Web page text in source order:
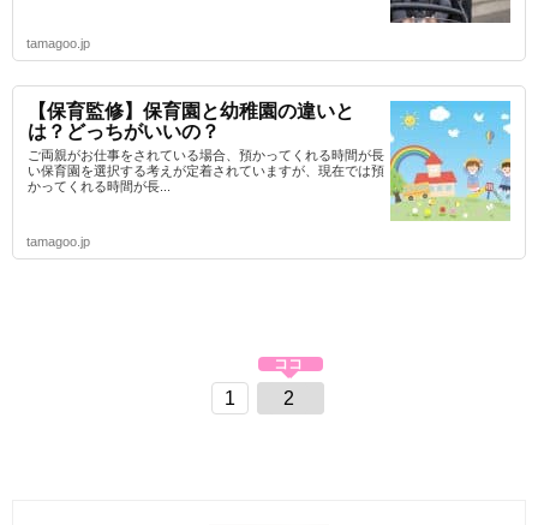
tamagoo.jp
【保育監修】保育園と幼稚園の違いと
は？どっちがいいの？
ご両親がお仕事をされている場合、預かってくれる時間が長
い保育園を選択する考えが定着されていますが、現在では預
かってくれる時間が長...
tamagoo.jp
1 2